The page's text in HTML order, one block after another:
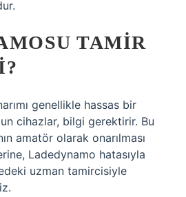
TAMIR
genellikle hassas bir
cihazlar, bilgi gerektirir. Bu
amatör olarak onarılması
Ladedynamo hatasıyla
uzman tamircisiyle